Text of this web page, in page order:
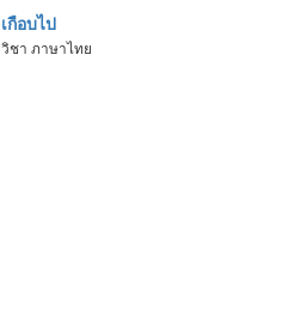
เกือบไป
วิชา ภาษาไทย